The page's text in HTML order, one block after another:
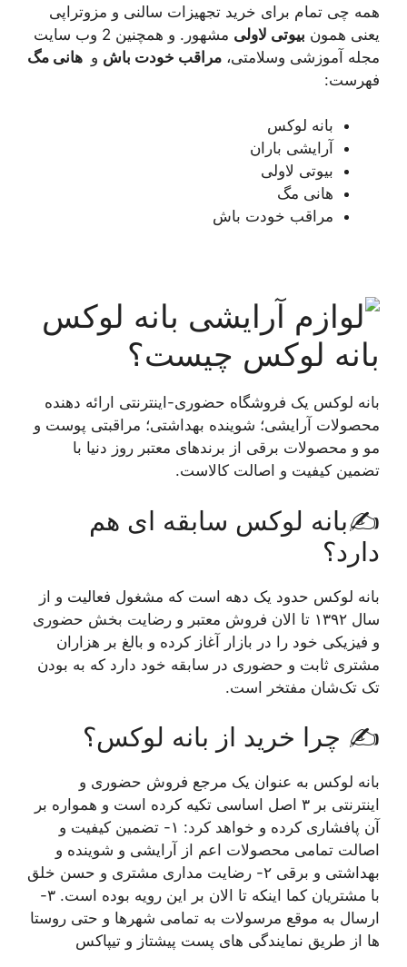
همه چی تمام برای خرید تجهیزات سالنی و مزوتراپی
یعنی همون بیوتی لاولی
مشهور. و همچنین 2 وب سایت
مجله آموزشی وسلامتی، مراقب خودت باش و هانی مگ
فهرست:
بانه لوکس
آرایشی باران
بیوتی لاولی
هانی مگ
مراقب خودت باش
بانه لوکس چیست؟
بانه لوکس یک فروشگاه حضوری-اینترنتی ارائه دهنده
محصولات آرایشی؛ شوینده بهداشتی؛ مراقبتی پوست و
مو و محصولات برقی از برندهای معتبر روز دنیا با
تضمین کیفیت و اصالت کالاست.
✍️بانه لوکس سابقه ای هم
دارد؟
بانه لوکس حدود یک دهه است که مشغول فعالیت و از
سال ۱۳۹۲ تا الان فروش معتبر و رضایت بخش حضوری
و فیزیکی خود را در بازار آغاز کرده و بالغ بر هزاران
مشتری ثابت و حضوری در سابقه خود دارد که به بودن
تک تک‌شان مفتخر است.
✍️ چرا خرید از بانه لوکس؟
بانه لوکس به عنوان یک مرجع فروش حضوری و
اینترنتی بر ۳ اصل اساسی تکیه کرده است و همواره بر
آن پافشاری کرده و خواهد کرد: ۱- تضمین کیفیت و
اصالت تمامی محصولات اعم از آرایشی و شوینده و
بهداشتی و برقی ۲- رضایت مداری مشتری و حسن خلق
با مشتریان کما اینکه تا الان بر این رویه بوده است. ۳-
ارسال به موقع مرسولات به تمامی شهرها و حتی روستا
ها از طریق نمایندگی های پست پیشتاز و تیپاکس